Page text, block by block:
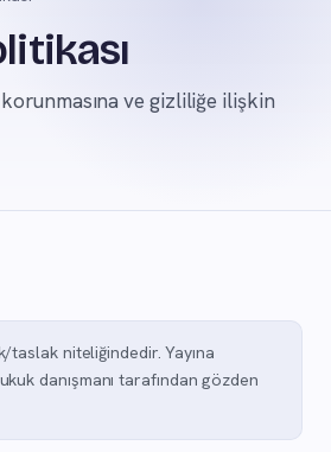
ve gizliliğe ilişkin
taslak niteliğindedir. Yayına
danışmanı tarafından gözden